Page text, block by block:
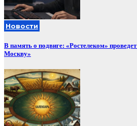
Новости
В память о подвиге: «Ростелеком»
Москву»